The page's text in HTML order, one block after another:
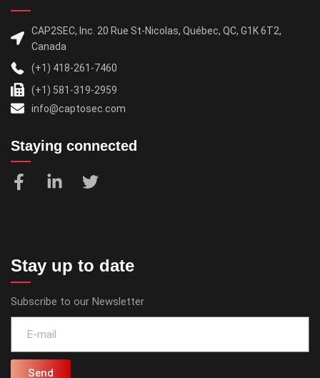
CAP2SEC, Inc. 20 Rue St-Nicolas, Québec, QC, G1K 6T2,
Canada
(+1) 418-261-7460
(+1) 581-319-2959
info@captosec.com
Staying connected
Stay up to date
Subscribe to our Newsletter
Send